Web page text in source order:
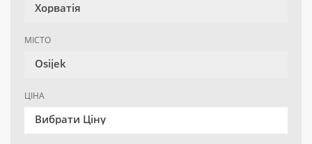
Хорватія
МІСТО
Osijek
ЦІНА
Вибрати Ціну